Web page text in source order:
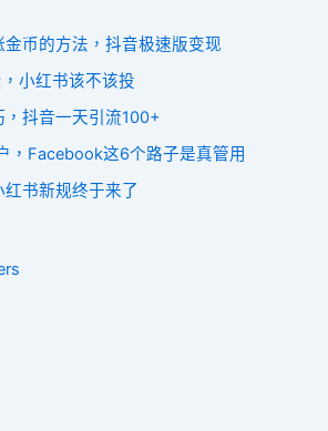
币的方法，抖音极速版变现
小红书该不该投
抖音一天引流100+
，Facebook这6个路子是真管用
书新规终于来了